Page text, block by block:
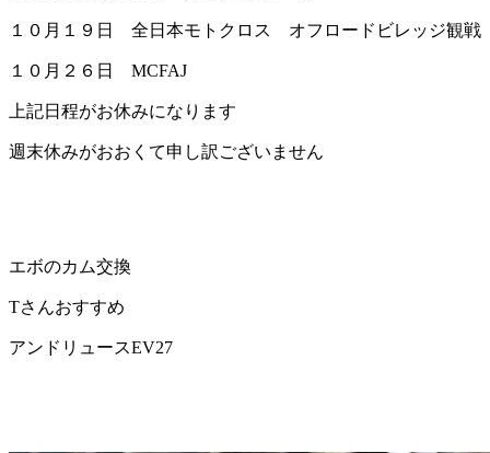
１０月１９日 全日本モトクロス オフロードビレッジ観戦
１０月２６日 MCFAJ
上記日程がお休みになります
週末休みがおおくて申し訳ございません
エボのカム交換
Tさんおすすめ
アンドリュースEV27